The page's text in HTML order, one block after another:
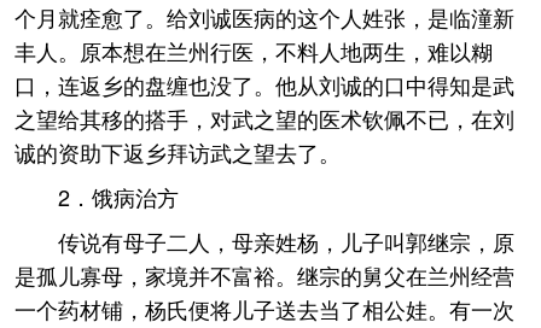
个月就痊愈了。给刘诚医病的这个人姓张，是临潼新
丰人。原本想在兰州行医，不料人地两生，难以糊
口，连返乡的盘缠也没了。他从刘诚的口中得知是武
之望给其移的搭手，对武之望的医术钦佩不已，在刘
诚的资助下返乡拜访武之望去了。
2．饿病治方
传说有母子二人，母亲姓杨，儿子叫郭继宗，原
是孤儿寡母，家境并不富裕。继宗的舅父在兰州经营
一个药材铺，杨氏便将儿子送去当了相公娃。有一次